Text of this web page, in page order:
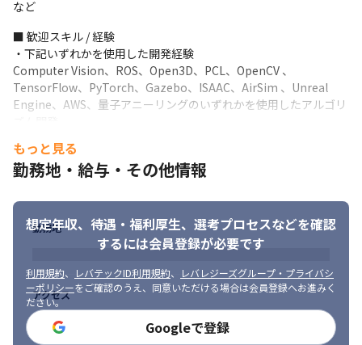
技術力とアートを融合させた、新時代の芸術活動を行っていま
など
■ 歓迎スキル / 経験
・下記いずれかを使用した開発経験
Computer Vision、ROS、Open3D、PCL、OpenCV 、
TensorFlow、PyTorch、Gazebo、ISAAC、AirSim 、Unreal
Engine、AWS、量子アニーリングのいずれかを使用したアルゴリ
物体認識、姿勢推定、多物体トラッキング、セマンティックセグ
メンのいずれかの経験者
■ 求める人物像
・探究心の強い方
・実験手法の提案をしたり実験計画を立てたりできる方
・目的の達成を常に意識できる方
もっと見る
勤務地・給与・その他情報
想定年収、待遇・福利厚生、 選考プロセスなどを確認
するには会員登録が必要です
利用規約、 レバテックID利用規約、
レバレジーズグループ・プライバシ
ーポリシーをご確認のうえ、同意いただける場合は会員登録へお進みく
ださい。
Googleで登録
勤務地
アクセス